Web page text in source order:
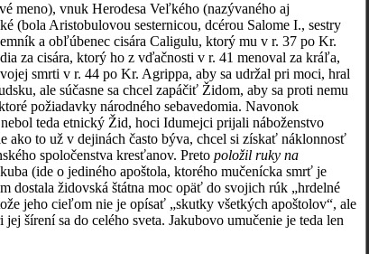
meno), vnuk Herodesa Veľkého (nazývaného aj
(bola Aristobulovou sesternicou, dcérou Salome I., sestry
a obľúbenec cisára Caligulu, ktorý mu v r. 37 po Kr.
za cisára, ktorý ho z vďačnosti v r. 41 menoval za kráľa,
smrti v r. 44 po Kr. Agrippa, aby sa udržal pri moci, hral
ale súčasne sa chcel zapáčiť Židom, aby sa proti nemu
požiadavky národného sebavedomia. Navonok
teda etnický Žid, hoci Idumejci prijali náboženstvo
ako to už v dejinách často býva, chcel si získať náklonnosť
spoločenstva kresťanov. Preto položil ruky na
(ide o jediného apoštola, ktorého mučenícka smrť je
dostala židovská štátna moc opäť do svojich rúk „hrdelné
jeho cieľom nie je opísať „skutky všetkých apoštolov“, ale
šírení sa do celého sveta. Jakubovo umučenie je teda len